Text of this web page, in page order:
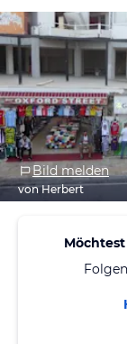
Bild melden
von Herbert